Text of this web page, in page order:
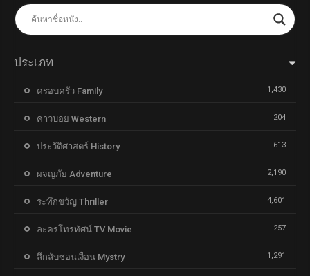
ประเภท
ครอบครัว Family 1,430
คาวบอย Western 204
ประวัติศาสตร์ History 613
ผจญภัย Adventure 2,190
ระทึกขวัญ Thriller 4,601
ละครโทรทัศน์ TV Movie 257
ลึกลับซ่อนเงื่อน Mystry 1,291